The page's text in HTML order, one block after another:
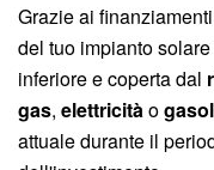
Grazie ai
del tuo impianto
inferiore e coperta dal
gas, elettricitào
attuale durante il